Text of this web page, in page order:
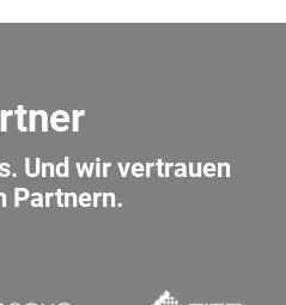
Und wir vertrauen
Partnern.